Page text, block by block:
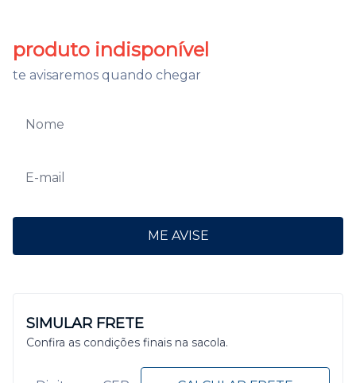
produto indisponível
te avisaremos quando chegar
ME AVISE
SIMULAR FRETE
Confira as condições finais na sacola.